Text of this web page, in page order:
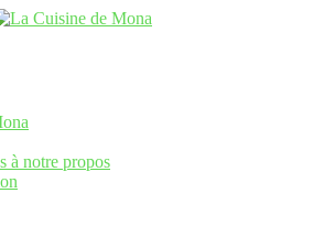
à notre propos